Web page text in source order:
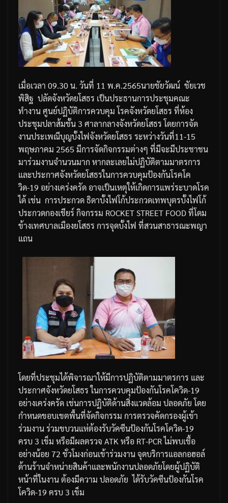
เมื่อเวลา 09.30น. วันที่ 11 พ.ค.2565นายชัยวัฒน์ ชัยเวช
พิสิฐ ปลัดจังหวัดยโสธร เป็นประธานการประชุมคณะ
ทำงานศูนย์ปฏิบัติการควบคุม โรคจังหวัดยโสธร ที่ห้อง
ประชุมปลาส้มชั้น 3 ศาลากลางจังหวัดยโสธร โดยการจัด
งานประเพณีบุญบั้งไฟจังหวัดยโสธร ระหว่างวันที่11-15
พฤษภาคม 2565 มีการจัดกิจกรรมต่างๆ ที่มีจะมีประชาชน
มาร่วมงานจำนวนมาก หากละเลยไม่ปฏิบัติตามมาตรการ
และประกาศจังหวัดยโสธรในการควบคุมป้องกันโรคโค
วิด-19 อย่างเคร่งครัดอาจเป็นเหตุให้เกิดการแพร่ระบาดโรค
ได้ เช่น การประกวดธิดาบั้งไฟโก้ประกวดเทพบุตรบั้งไฟโก้
ประกวดกองเชียร์ กิจกรรม ROCKET STREET FOODที่โดม
ข้างเทศบาลเมืองยโสธร การจุดบั้งไฟ ที่สวนสาธารณะพญา
แถน
โดยที่ประชุมได้พิจารณาให้มีการปฏิบัติตามมาตรการ และ
ประกาศจังหวัดยโสธร ในการควบคุมป้องกันโรคโควิด-19
อย่างเคร่งครัด เช่นการปฏิบัติด้านสิ่งแวดล้อม ปลอดภัย โดย
กำหนดขอบเขตพื้นที่จัดกิจกรรม การตรวจคัดกรองผู้เข้า
ร่วมงานร่วมขบวนแห่ต้องรับวัคซีนป้องกันโรคโควิด-19
ครบ 3 เข็ม หรือมีผลตรวจ ATK หรือ RT-PCRไม่พบเชื้อ
อย่างน้อย 72 ชั่วโมงก่อนเข้าร่วมงานจุดบริการแอลกอฮอล์
ด้านร้านจำหน่ายสินค้าและพนักงานปลอดภัยโดยผู้ปฏิบัติ
หน้าที่ในงานต้องมีความ ปลอดภัย ได้รับวัคซีนป้องกันโรค
โควิด-19 ครบ 3 เข็ม